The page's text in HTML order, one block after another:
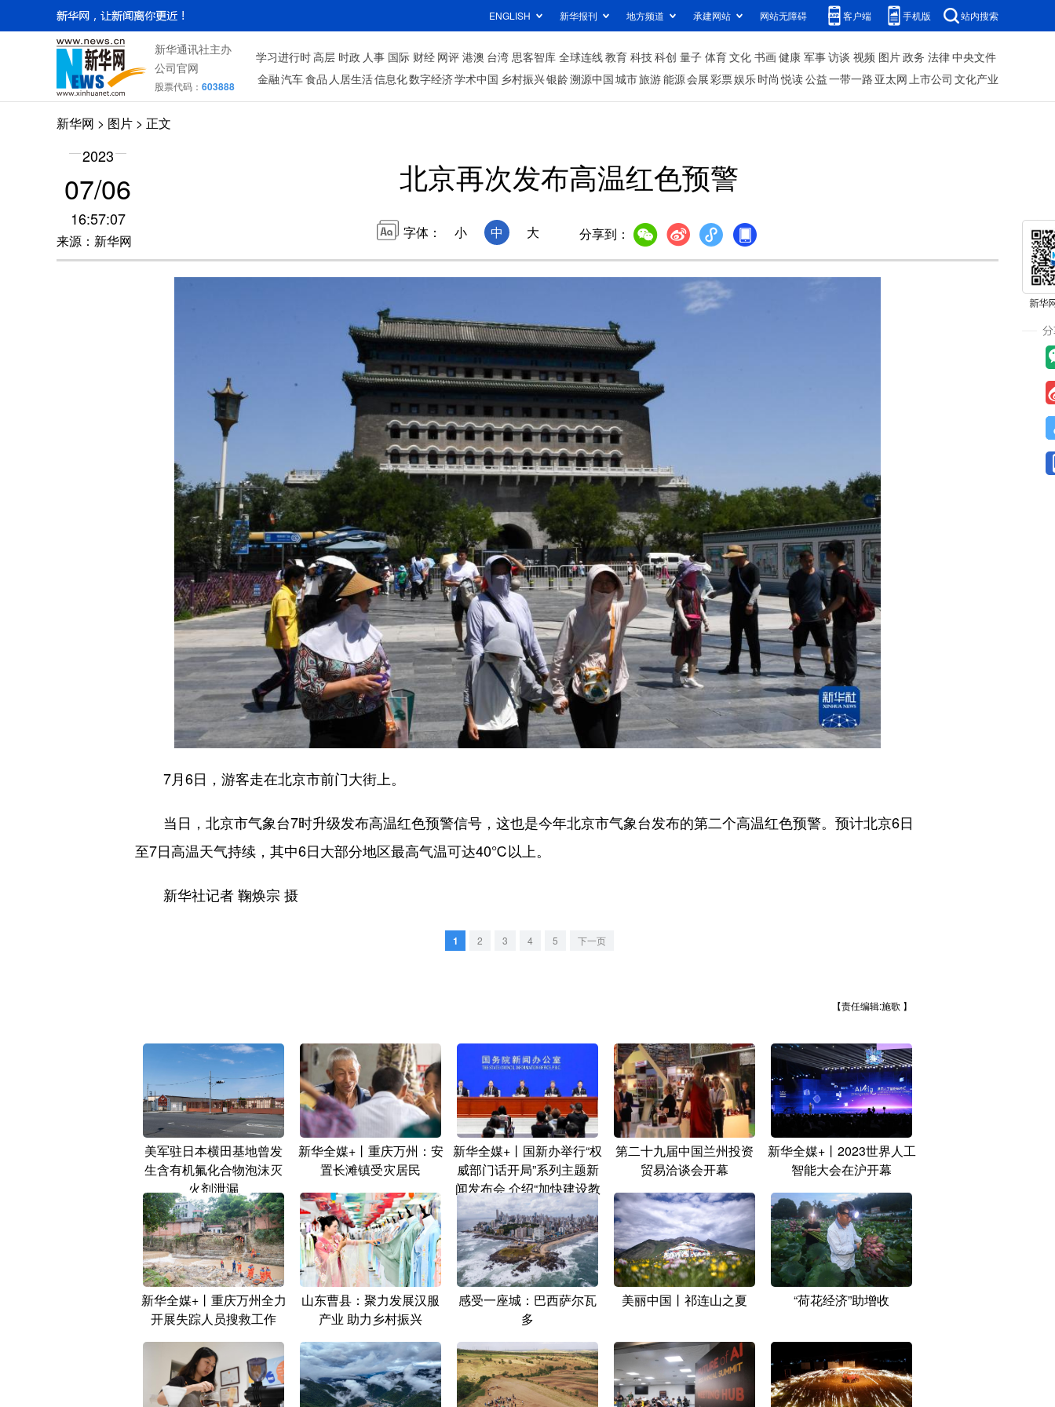
ENGLISH 新华报刊 地方频道 承建网站 网站无障碍 客户端 手机版 站内搜索
新华通讯社主办
公司官网
股票代码： 603888
学习进行时高层 时政 人事 国际 财经 网评 港澳 台湾 思客智库 全球连线教育 科技科创 量子 体育文化 书画健康 军事访谈 视频 图片政务 法律中央文件
金融汽车食品 人居生活信息化数字经济学术中国 乡村振兴银龄溯源中国城市旅游能源会展彩票娱乐时尚 悦读公益一带一路 亚太网上市公司 文化产业
新华网 > 图片 > 正文
2023
07/06
16:57:07
来源：新华网
北京再次发布高温红色预警
字体： 小 中 大 分享到：
7月6日，游客走在北京市前门大街上。
当日，北京市气象台7时升级发布高温红色预警信号，这也是今年北京市气象台发布的第二个高温红色预警。预计北京6日
至7日高温天气持续，其中6日大部分地区最高气温可达40℃以上。
新华社记者 鞠焕宗 摄
1 2 3 4 5 下一页
【责任编辑:施歌 】
美军驻日本横田基地曾发
生含有机氟化合物泡沫灭
火剂泄漏
新华全媒+丨重庆万州：安
置长滩镇受灾居民
新华全媒+丨国新办举行“权
威部门话开局”系列主题新
闻发布会 介绍“加快建设教
育强国 办好人民满意的教
育”有关情况
第二十九届中国兰州投资
贸易洽谈会开幕
新华全媒+丨2023世界人工
智能大会在沪开幕
新华全媒+丨重庆万州全力
开展失踪人员搜救工作
山东曹县：聚力发展汉服
产业 助力乡村振兴
感受一座城：巴西萨尔瓦
多
美丽中国丨祁连山之夏 “荷花经济”助增收